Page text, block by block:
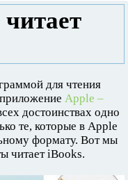
для чтения
Apple –
достоинствах одно
те, которые в Apple
формату. Вот мы
читает iBooks.